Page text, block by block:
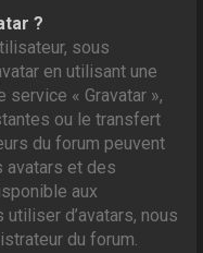
?
sous
en utilisant une
« Gravatar »,
ou le transfert
du forum peuvent
avatars et des
aux
d’avatars, nous
du forum.